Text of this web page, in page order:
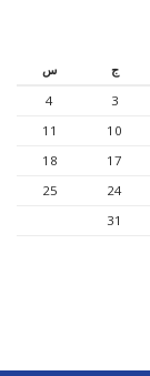
ج
س
3
4
10
11
17
18
24
25
31